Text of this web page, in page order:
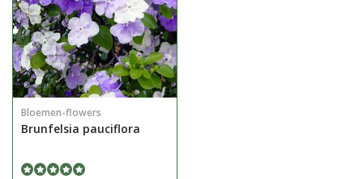
Bloemen-flowers
Brunfelsia pauciflora